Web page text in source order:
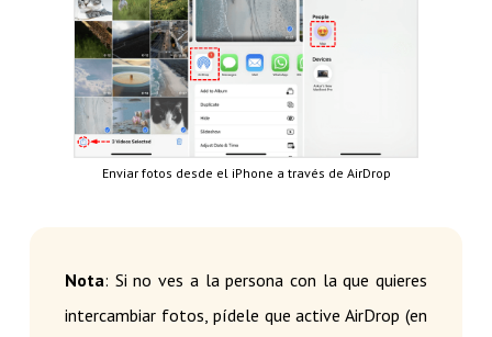
Enviar fotos desde el iPhone a través de AirDrop
Nota: Si no ves a la persona con la que quieres
intercambiar fotos, pídele que active AirDrop (en